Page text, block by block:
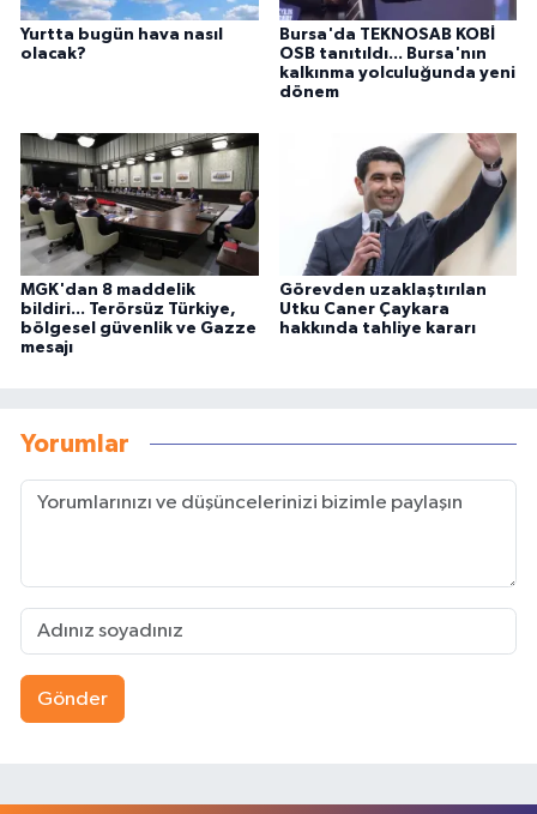
Yurtta bugün hava nasıl
olacak?
Bursa'da TEKNOSAB KOBİ
OSB tanıtıldı... Bursa'nın
kalkınma yolculuğunda yeni
dönem
MGK'dan 8 maddelik
bildiri... Terörsüz Türkiye,
bölgesel güvenlik ve Gazze
mesajı
Görevden uzaklaştırılan
Utku Caner Çaykara
hakkında tahliye kararı
Yorumlar
Gönder